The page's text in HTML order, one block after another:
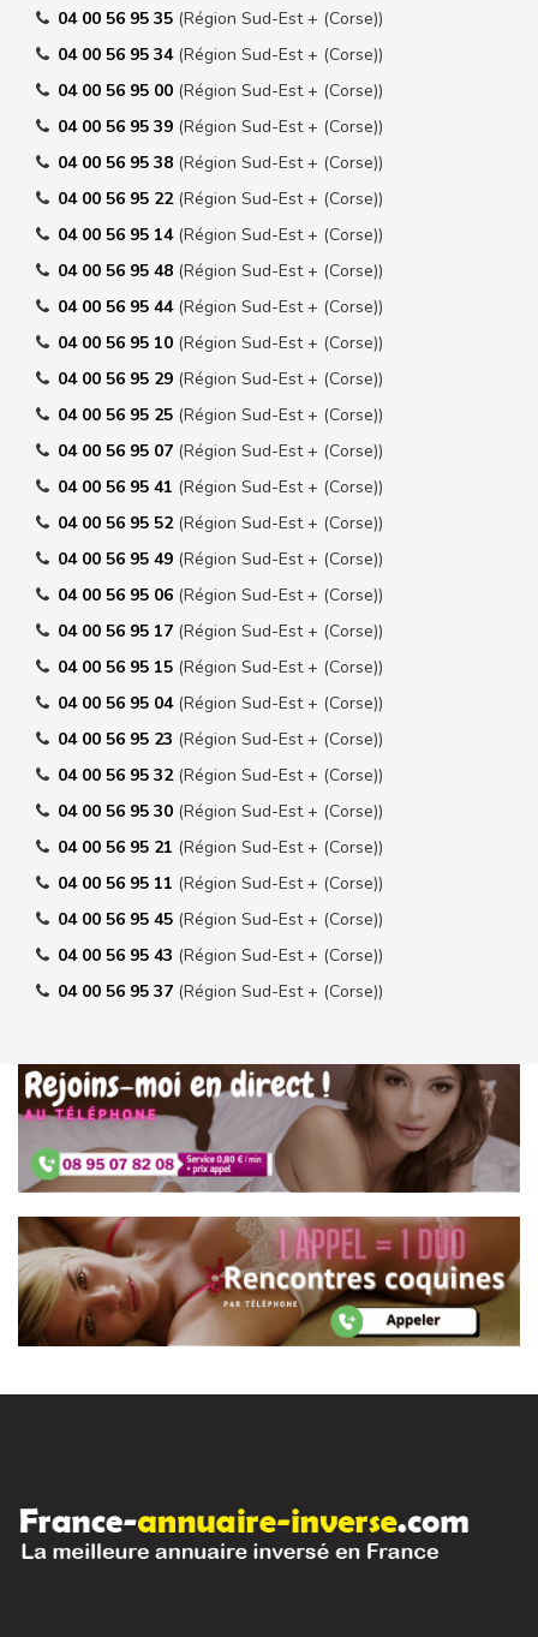
04 00 56 95 35 (Région Sud-Est + (Corse))
04 00 56 95 34 (Région Sud-Est + (Corse))
04 00 56 95 00 (Région Sud-Est + (Corse))
04 00 56 95 39 (Région Sud-Est + (Corse))
04 00 56 95 38 (Région Sud-Est + (Corse))
04 00 56 95 22 (Région Sud-Est + (Corse))
04 00 56 95 14 (Région Sud-Est + (Corse))
04 00 56 95 48 (Région Sud-Est + (Corse))
04 00 56 95 44 (Région Sud-Est + (Corse))
04 00 56 95 10 (Région Sud-Est + (Corse))
04 00 56 95 29 (Région Sud-Est + (Corse))
04 00 56 95 25 (Région Sud-Est + (Corse))
04 00 56 95 07 (Région Sud-Est + (Corse))
04 00 56 95 41 (Région Sud-Est + (Corse))
04 00 56 95 52 (Région Sud-Est + (Corse))
04 00 56 95 49 (Région Sud-Est + (Corse))
04 00 56 95 06 (Région Sud-Est + (Corse))
04 00 56 95 17 (Région Sud-Est + (Corse))
04 00 56 95 15 (Région Sud-Est + (Corse))
04 00 56 95 04 (Région Sud-Est + (Corse))
04 00 56 95 23 (Région Sud-Est + (Corse))
04 00 56 95 32 (Région Sud-Est + (Corse))
04 00 56 95 30 (Région Sud-Est + (Corse))
04 00 56 95 21 (Région Sud-Est + (Corse))
04 00 56 95 11 (Région Sud-Est + (Corse))
04 00 56 95 45 (Région Sud-Est + (Corse))
04 00 56 95 43 (Région Sud-Est + (Corse))
04 00 56 95 37 (Région Sud-Est + (Corse))